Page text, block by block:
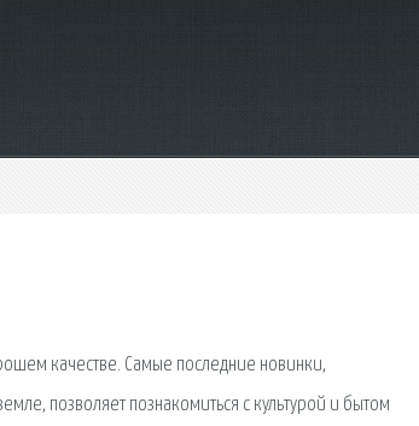
качестве. Самые последние новинки,
позволяет познакомиться с культурой и бытом